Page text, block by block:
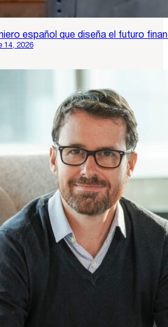
español que diseña el futuro
14, 2026